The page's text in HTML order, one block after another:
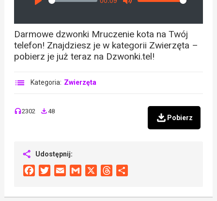
Darmowe dzwonki Mruczenie kota na Twój
telefon! Znajdziesz je w kategorii Zwierzęta –
pobierz je już teraz na Dzwonki.tel!
Kategoria: Zwierzęta
2302 48
Pobierz
Udostępnij:
FacebookTwitterEmail Gmail Threads